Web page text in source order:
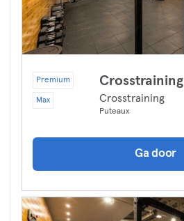
Premium
Max
Crosstraining
Crosstraining
Puteaux
Ga door